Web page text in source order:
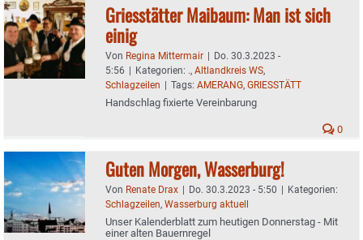
Griesstätter Maibaum: Man ist sich
einig
Von Regina Mittermair | Do. 30.3.2023 -
5:56 | Kategorien: ., Altlandkreis WS,
Schlagzeilen | Tags: AMERANG, GRIESSTÄTT
Handschlag fixierte Vereinbarung
0
Guten Morgen, Wasserburg!
Von Renate Drax | Do. 30.3.2023 - 5:50 | Kategorien:
Schlagzeilen, Wasserburg aktuell
Unser Kalenderblatt zum heutigen Donnerstag - Mit
einer alten Bauernregel